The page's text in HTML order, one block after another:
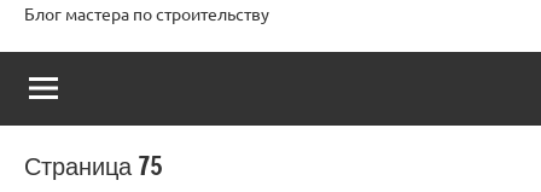
Блог мастера по строительству
Страница 75